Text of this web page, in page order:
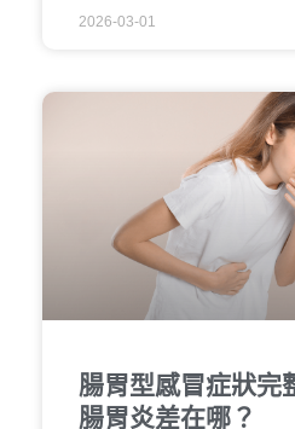
2026-03-01
腸胃型感冒症狀完
腸胃炎差在哪？